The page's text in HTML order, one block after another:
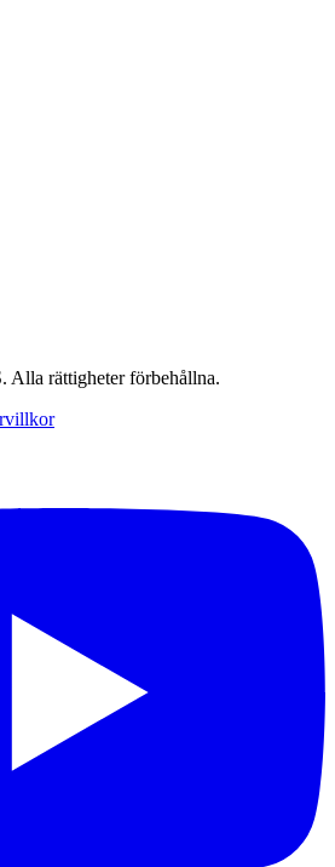
Alla rättigheter förbehållna.